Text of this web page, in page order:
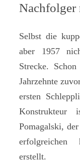
Nachfolger
Selbst die
aber 1957
Strecke.
Jahrzehnte
ersten
Konstrukteur
Pomagalski,
erfolgreichen
erstellt.